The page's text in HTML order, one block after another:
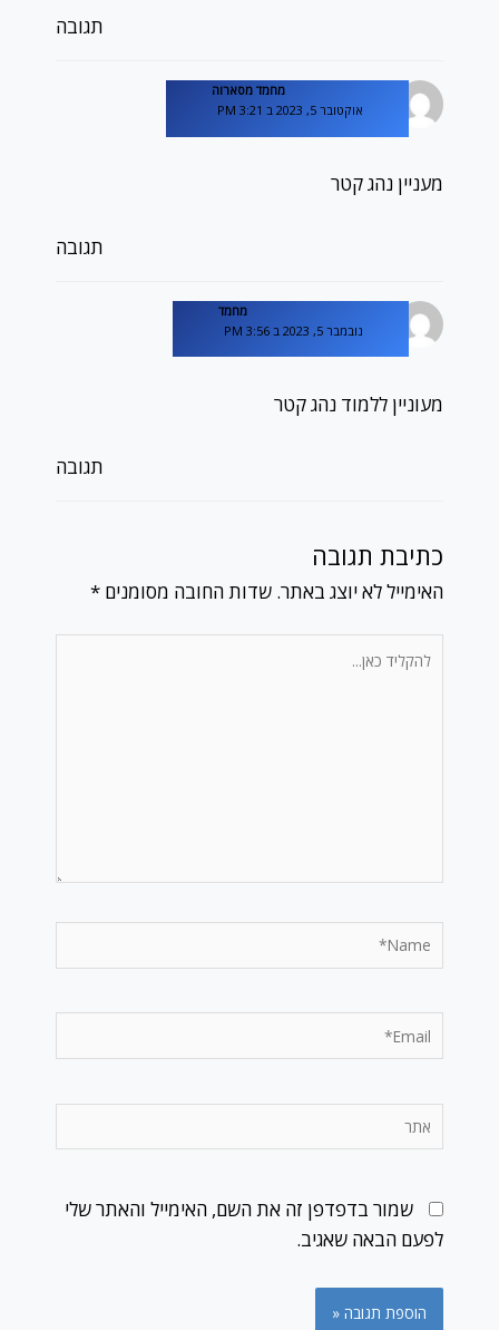
תגובה
מחמד מסארוה
אוקטובר 5, 2023 ב 3:21 PM
מעניין נהג קטר
תגובה
מחמד
נובמבר 5, 2023 ב 3:56 PM
מעוניין ללמוד נהג קטר
תגובה
כתיבת תגובה
האימייל לא יוצג באתר. שדות החובה מסומנים *
להקליד
כאן...
Name*
Email*
אתר
שמור בדפדפן זה את השם, האימייל והאתר שלי
לפעם הבאה שאגיב.